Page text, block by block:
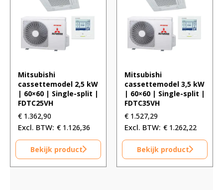
Mitsubishi
cassettemodel 2,5 kW
| 60×60 | Single-split |
FDTC25VH
€ 1.362,90
€ 1.126,36
Bekijk product
Mitsubishi
cassettemodel 3,5 kW
| 60×60 | Single-split |
FDTC35VH
€ 1.527,29
€ 1.262,22
Bekijk product